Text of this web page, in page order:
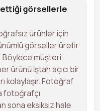
görsellerle
ürünler için
görseller üretir
Böylece müşteri
ürünü iştah açıcı bir
kolaylaşır. Fotoğraf
fotoğrafçı
sona eksiksiz hale